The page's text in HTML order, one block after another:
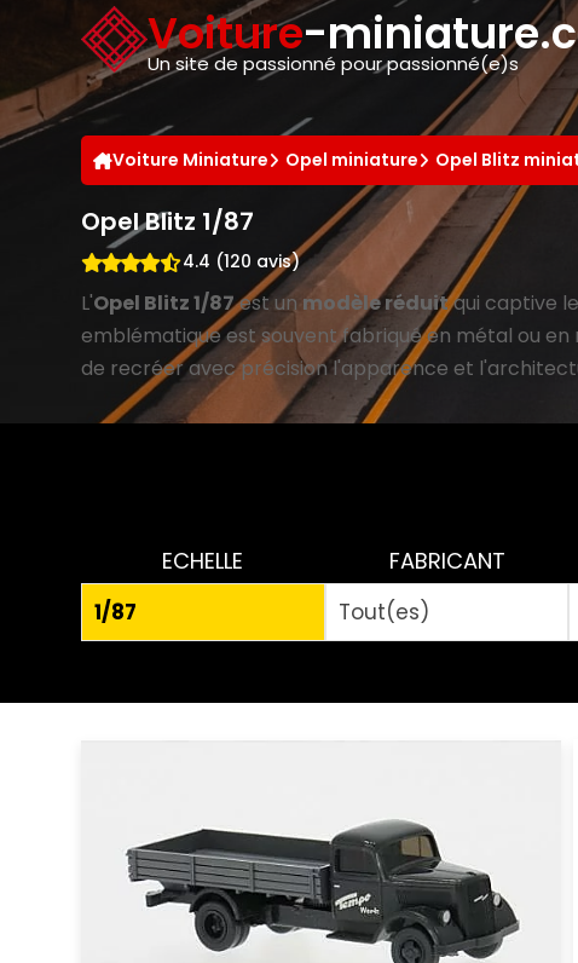
Voiture-
Un site de passionné pour passionné(e)s
Voiture Miniature Opel miniature Opel Blitz
Opel Blitz 1/87
4.4 (120 avis)
L'Opel Blitz 1/87est un modèle réduitqui captive
emblématique est souvent fabriqué en métal ou en
de recréer avec précision l'apparence et
ECHELLE FABRICANT
Panneau de gestion des cookies